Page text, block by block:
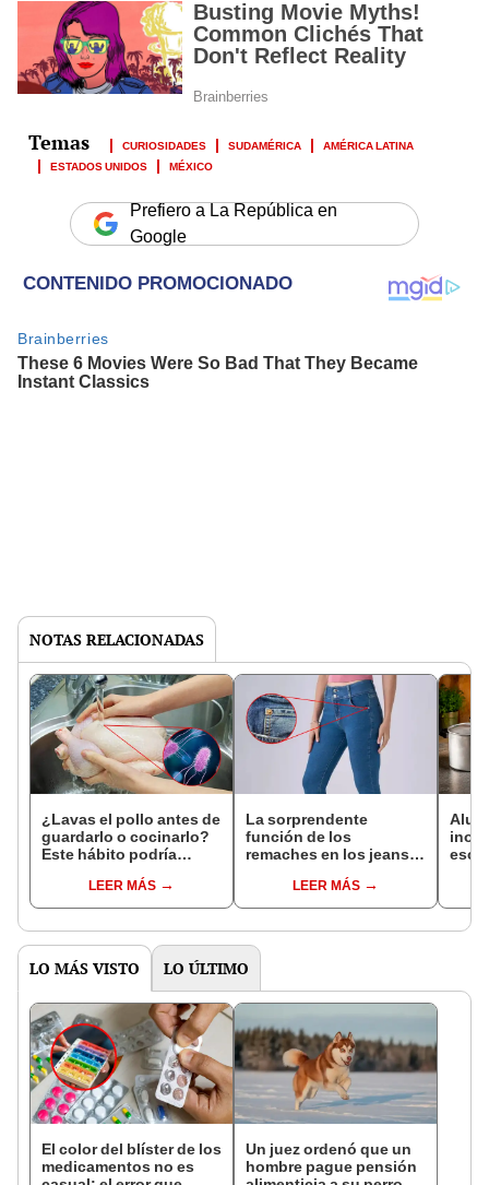
CURIOSIDADES SUDAMÉRICA
AMÉRICA LATINA
ESTADOS UNIDOS
MÉXICO
Prefiero a La República en
Google
NOTAS RELACIONADAS
¿Lavas el pollo antes de
guardarlo o cocinarlo?
Este hábito podría
que lo notes
LEER MÁS
La sorprendente
función de los
remaches en los jeans
LEER MÁS
LO MÁS VISTO LO ÚLTIMO
El color del blíster de los
medicamentos no es
Un juez ordenó que un
hombre pague pensión